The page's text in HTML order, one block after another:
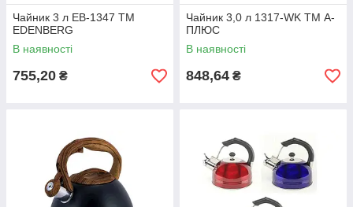
Чайник 3 л EB-1347 ТМ
EDENBERG
В наявності
755,20 ₴
Чайник 3,0 л 1317-WK ТМ А-
ПЛЮС
В наявності
848,64 ₴